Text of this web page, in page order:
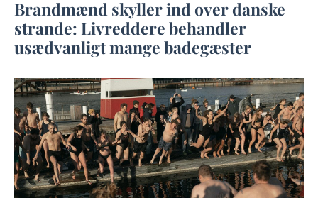
Brandmænd skyller ind over danske
strande: Livreddere behandler
usædvanligt mange badegæster